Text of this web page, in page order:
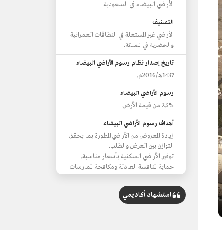
الأراضي البيضاء في السعودية.
التصنيف
الأراضي غير المستغلة في النطاقات العمرانية
والحضرية في المملكة.
تاريخ إصدار نظام رسوم الأراضي البيضاء
1437هـ/2016م.
رسوم الأراضي البيضاء
2.5% من قيمة الأرض.
أهداف رسوم الأراضي البيضاء
زيادة المعروض من الأراضي المطورة بما يحقق
التوازن بين العرض والطلب.
توفير الأراضي السكنية بأسعار مناسبة.
حماية المنافسة العادلة ومكافحة الممارسات
مراحل تنفيذ برنامج رسوم الأراضي البيضاء
استشهاد أكاديمي